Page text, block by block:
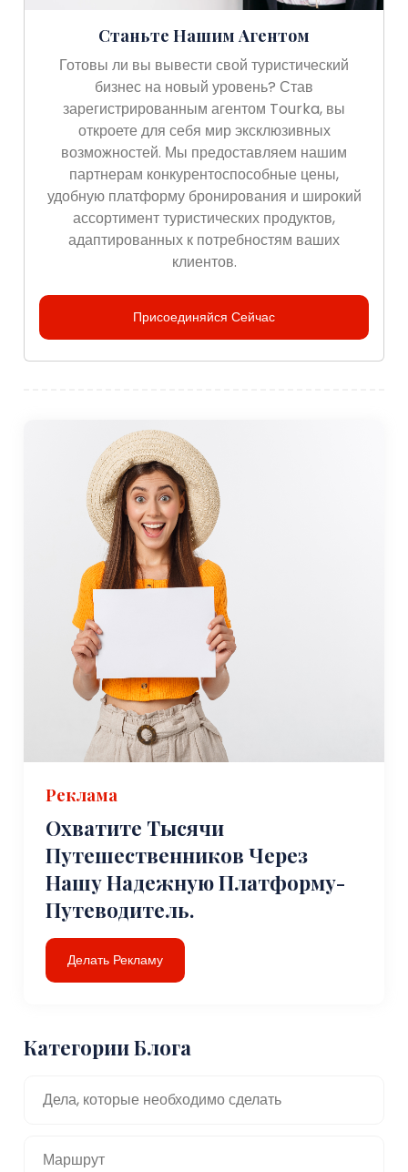
Станьте Нашим Агентом
Готовы ли вы вывести свой туристический
бизнес на новый уровень? Став
зарегистрированным агентом Tourka, вы
откроете для себя мир эксклюзивных
возможностей. Мы предоставляем нашим
партнерам конкурентоспособные цены,
удобную платформу бронирования и широкий
ассортимент туристических продуктов,
адаптированных к потребностям ваших
клиентов.
Присоединяйся Сейчас
Реклама
Охватите Тысячи
Путешественников Через
Нашу Надежную Платформу-
Путеводитель.
Делать Рекламу
Категории Блога
Дела, которые необходимо сделать
Маршрут